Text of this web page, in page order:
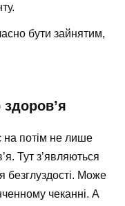
бути зайнятим,
потім не лише
Тут з’являються
безглуздості. Може
чеканні. А